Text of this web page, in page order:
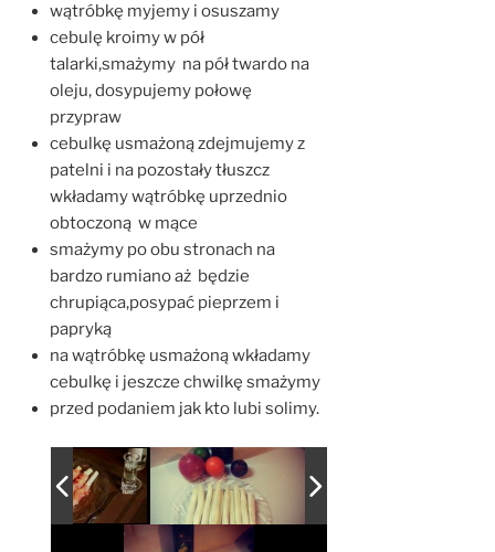
wątróbkę myjemy i osuszamy
cebulę kroimy w pół
talarki,smażymy na pół twardo na
oleju, dosypujemy połowę
przypraw
cebulkę usmażoną zdejmujemy z
patelni i na pozostały tłuszcz
wkładamy wątróbkę uprzednio
obtoczoną w mące
smażymy po obu stronach na
bardzo rumiano aż będzie
chrupiąca,posypać pieprzem i
papryką
na wątróbkę usmażoną wkładamy
cebulkę i jeszcze chwilkę smażymy
przed podaniem jak kto lubi solimy.